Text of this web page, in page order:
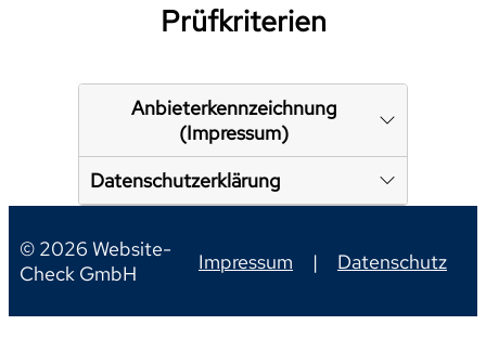
Prüfkriterien
Anbieterkennzeichnung
(Impressum)
Datenschutzerklärung
© 2026 Website-
Check GmbH
Impressum | Datenschutz